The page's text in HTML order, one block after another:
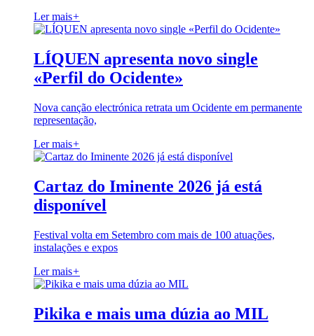
Ler mais+
LÍQUEN apresenta novo single
«Perfil do Ocidente»
Nova canção electrónica retrata um Ocidente em permanente
representação,
Ler mais+
Cartaz do Iminente 2026 já está
disponível
Festival volta em Setembro com mais de 100 atuações,
instalações e expos
Ler mais+
Pikika e mais uma dúzia ao MIL